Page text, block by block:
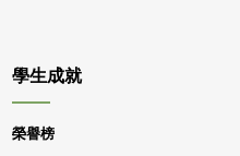
學生成就
榮譽榜